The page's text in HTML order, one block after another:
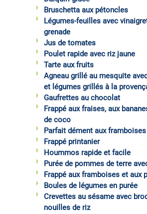
Bruschetta aux pétoncles
Légumes-feuilles avec
grenade
Jus de tomates
Poulet rapide avec riz jaune
Tarte aux fruits
Agneau grillé au mesquite
et légumes grillés à la
Gaufrettes au chocolat
Frappé aux fraises, aux
de coco
Parfait dément aux framboises
Frappé printanier
Hoummos rapide et facile
Purée de pommes de terre
Frappé aux framboises et aux
Boules de légumes en purée
Crevettes au sésame avec
nouilles de riz